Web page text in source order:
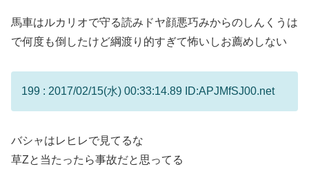
馬車はルカリオで守る読みドヤ顔悪巧みからのしんくうは
で何度も倒したけど綱渡り的すぎて怖いしお薦めしない
199 : 2017/02/15(水) 00:33:14.89 ID:APJMfSJ00.net
バシャはレヒレで見てるな
草Zと当たったら事故だと思ってる